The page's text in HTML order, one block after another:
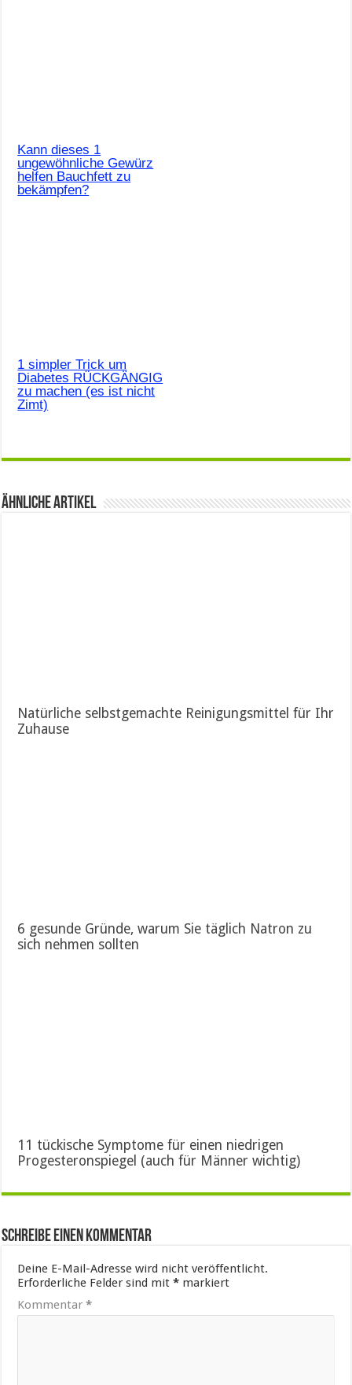
Kann dieses 1
ungewöhnliche Gewürz
helfen Bauchfett zu
bekämpfen?
1 simpler Trick um
Diabetes RÜCKGÄNGIG
zu machen (es ist nicht
Zimt)
Ähnliche Artikel
Natürliche selbstgemachte Reinigungsmittel für Ihr
Zuhause
6 gesunde Gründe, warum Sie täglich Natron zu
sich nehmen sollten
11 tückische Symptome für einen niedrigen
Progesteronspiegel (auch für Männer wichtig)
Schreibe einen Kommentar
Deine E-Mail-Adresse wird nicht veröffentlicht.
Erforderliche Felder sind mit* markiert
Kommentar*